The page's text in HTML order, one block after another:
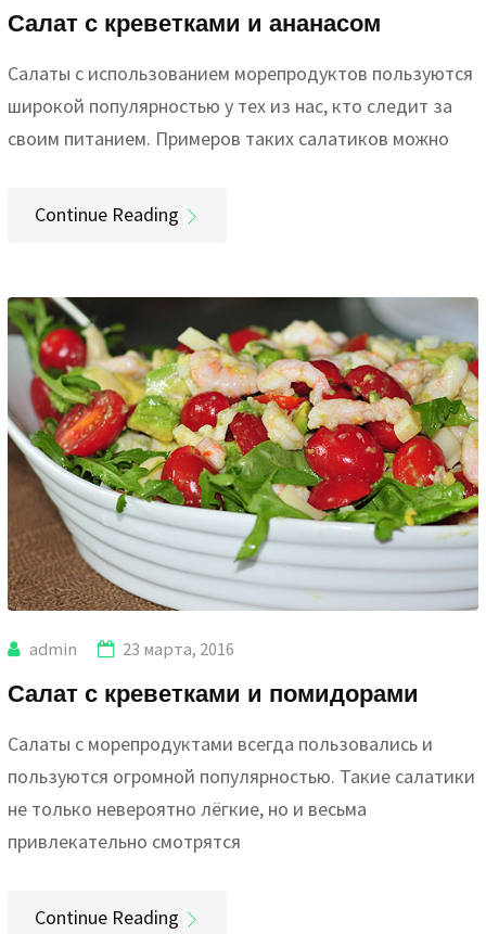
Салат с креветками и ананасом
Салаты с использованием морепродуктов пользуются
широкой популярностью у тех из нас, кто следит за
своим питанием. Примеров таких салатиков можно
Continue Reading
admin 23 марта, 2016
Салат с креветками и помидорами
Салаты с морепродуктами всегда пользовались и
пользуются огромной популярностью. Такие салатики
не только невероятно лёгкие, но и весьма
привлекательно смотрятся
Continue Reading